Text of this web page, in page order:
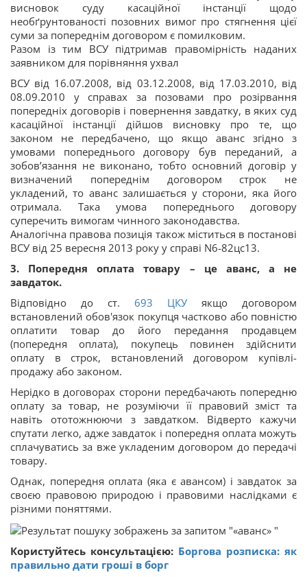
висновок суду касаційної інстанції щодо
необґрунтованості позовних вимог про стягнення цієї
суми за попереднім договором є помилковим.
Разом із тим ВСУ підтримав правомірність наданих
заявником для порівняння ухвал
ВСУ від 16.07.2008, від 03.12.2008, від 17.03.2010, від
08.09.2010 у справах за позовами про розірвання
попередніх договорів і повернення завдатку, в яких суд
касаційної інстанції дійшов висновку про те, що
законом не передбачено, що якщо аванс згідно з
умовами попереднього договору був переданий, а
зобов’язання не виконано, тобто основний договір у
визначений попереднім договором строк не
укладений, то аванс залишається у сторони, яка його
отримала. Така умова попереднього договору
суперечить вимогам чинного законодавства.
Аналогічна правова позиція також міститься в постанові
ВСУ від 25 вересня 2013 року у справі N6-82цс13.
3. Попередня оплата товару – це аванс, а не
завдаток.
Відповідно до ст. 693 ЦКУ якщо договором
встановлений обов'язок покупця частково або повністю
оплатити товар до його передання продавцем
(попередня оплата), покупець повинен здійснити
оплату в строк, встановлений договором купівлі-
продажу або законом.
Нерідко в договорах сторони передбачають попередню
оплату за товар, не розуміючи її правовий зміст та
навіть ототожнюючи з завдатком. Відверто кажучи
спутати легко, адже завдаток і попередня оплата можуть
сплачуватись за вже укладеним договором до передачі
товару.
Однак, попередня оплата (яка є авансом) і завдаток за
своєю правовою природою і правовими наслідками є
різними поняттями.
Користуйтесь консультацією: Боргова розписка: як
правильно дати гроші в борг